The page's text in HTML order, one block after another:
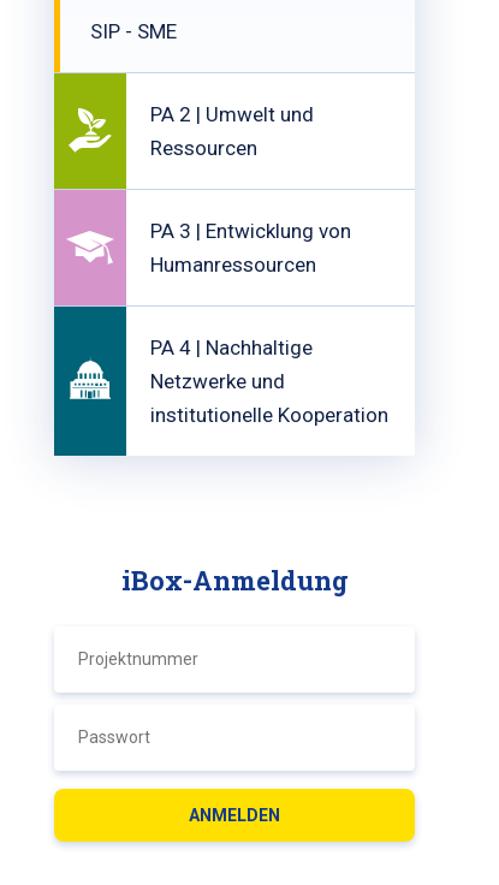
SIP - SME
PA 2 | Umwelt und
Ressourcen
PA 3 | Entwicklung von
Humanressourcen
PA 4 | Nachhaltige
Netzwerke und
institutionelle Kooperation
iBox-Anmeldung